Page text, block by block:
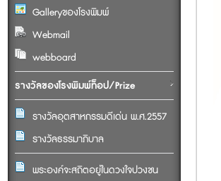
Galleryของโรงพิมพ์
Webmail
webboard
รางวัลของโรงพิมพ์ท็อป/Prize
รางวัลอุตสาหกรรมดีเด่น พ.ศ.2557
รางวัลธรรมาภิบาล
พระองค์จะสถิตอยู่ในดวงใจปวงชน